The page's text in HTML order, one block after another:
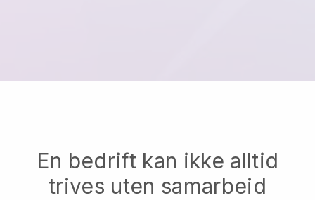
En bedrift kan ikke alltid
trives uten samarbeid